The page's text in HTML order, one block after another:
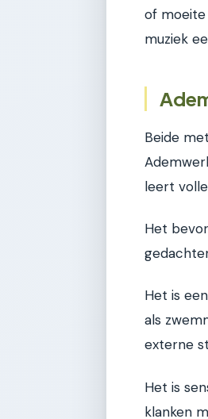
of
muziek
Beide
leert
Het
Het is
als
externe
Het is
klanken